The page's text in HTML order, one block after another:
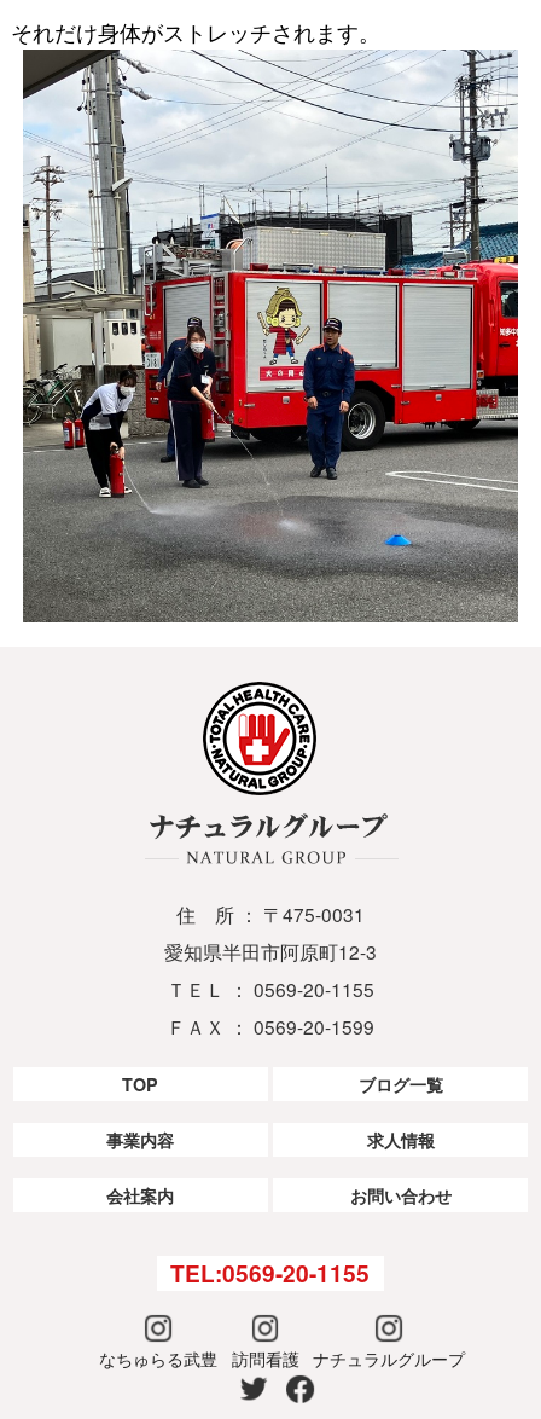
それだけ身体がストレッチされます。
住 所 ： 〒475-0031
愛知県半田市阿原町12-3
ＴＥＬ ： 0569-20-1155
ＦＡＸ ： 0569-20-1599
TOP
事業内容
会社案内
ブログ一覧
求人情報
お問い合わせ
TEL:0569-20-1155
なちゅらる武豊 訪問看護 ナチュラルグループ